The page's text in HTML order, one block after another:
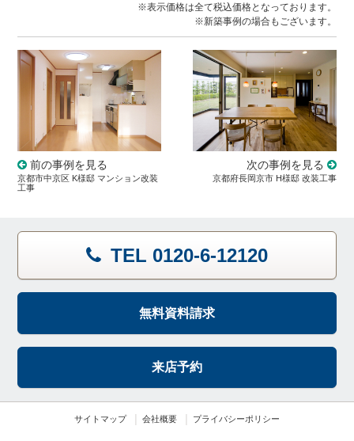
※表示価格は全て税込価格となっております。
※新築事例の場合もございます。
前の事例を見る
京都市中京区 K様邸 マンション改装
工事
次の事例を見る
京都府長岡京市 H様邸 改装工事
TEL 0120-6-12120
無料資料請求
来店予約
サイトマップ 会社概要 プライバシーポリシー